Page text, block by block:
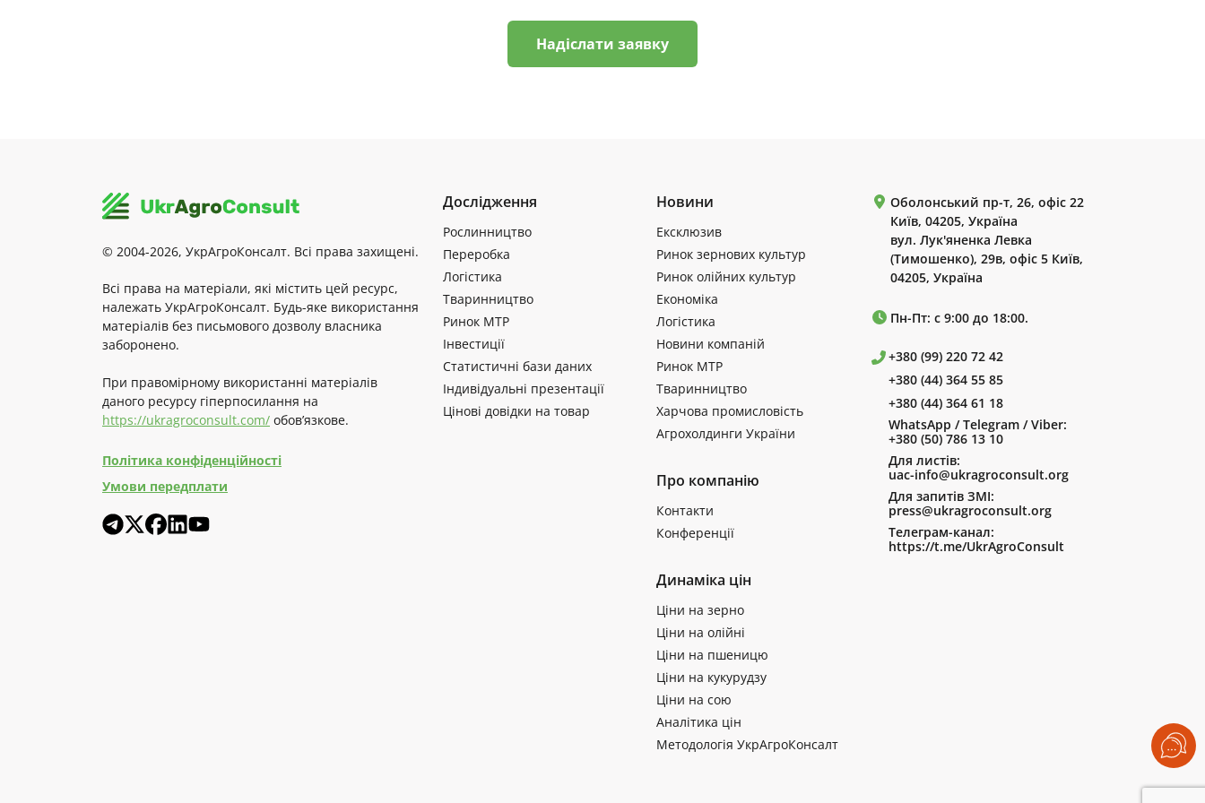
Надіслати заявку
© 2004-2026, УкрАгроКонсалт. Всі права захищені.
Всі права на матеріали, які містить цей ресурс,
належать УкрАгроКонсалт. Будь-яке використання
матеріалів без письмового дозволу власника
заборонено.
При правомірному використанні матеріалів
даного ресурсу гіперпосилання на
https://ukragroconsult.com/ обов’язкове.
Політика конфіденційності
Умови передплати
Дослідження
Рослинництво
Переробка
Логістика
Тваринництво
Ринок МТР
Інвестиції
Статистичні бази даних
Індивідуальні презентації
Цінові довідки на товар
Новини
Ексклюзив
Ринок зернових культур
Ринок олійних культур
Економіка
Логістика
Новини компаній
Ринок МТР
Тваринництво
Харчова промисловість
Агрохолдинги України
Про компанію
Контакти
Конференції
Динаміка цін
Ціни на зерно
Ціни на олійні
Ціни на пшеницю
Ціни на кукурудзу
Ціни на сою
Аналітика цін
Методологія УкрАгроКонсалт
Оболонський пр-т, 26, офіс 22
Київ, 04205, Україна
вул. Лук'яненка Левка
(Тимошенко), 29в, офіс 5 Київ,
04205, Україна
Пн-Пт: с 9:00 до 18:00.
+380 (99) 220 72 42
+380 (44) 364 55 85
+380 (44) 364 61 18
WhatsApp / Telegram / Viber:
+380 (50) 786 13 10
Для листів:
uac-info@ukragroconsult.org
Для запитів ЗМІ:
press@ukragroconsult.org
Телеграм-канал:
https://t.me/UkrAgroConsult